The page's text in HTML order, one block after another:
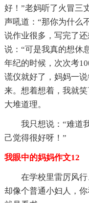
好！”老妈听了火冒三
声吼道：“那你为什么
说作业很多，写完了
说：“可是我真的想休
年纪的时候，次次考
谎仪就好了，妈妈一
来。想着想着，我就
大堆道理。
我只想说：“难道我
己觉得很好呀！”
我眼中的妈妈作文12
在学校里雷厉风行
却像个普通小妇人，